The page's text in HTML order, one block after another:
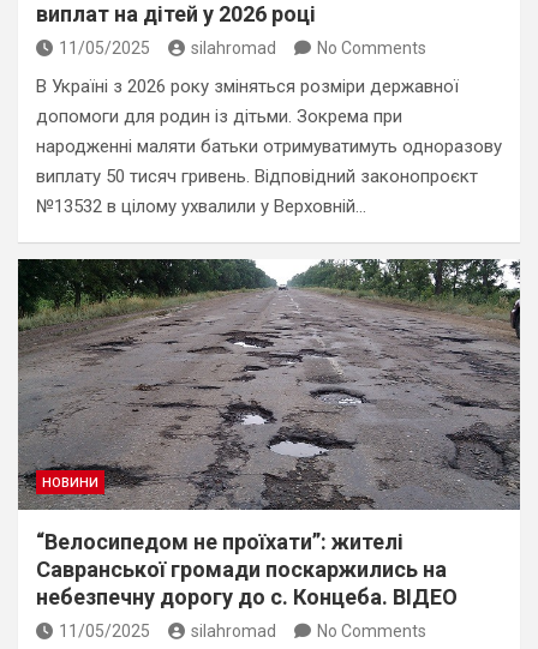
виплат на дітей у 2026 році
11/05/2025 silahromad No Comments
В Україні з 2026 року зміняться розміри державної
допомоги для родин із дітьми. Зокрема при
народженні маляти батьки отримуватимуть одноразову
виплату 50 тисяч гривень. Відповідний законопроєкт
№13532 в цілому ухвалили у Верховній…
НОВИНИ
“Велосипедом не проїхати”: жителі
Савранської громади поскаржились на
небезпечну дорогу до с. Концеба. ВІДЕО
11/05/2025 silahromad No Comments